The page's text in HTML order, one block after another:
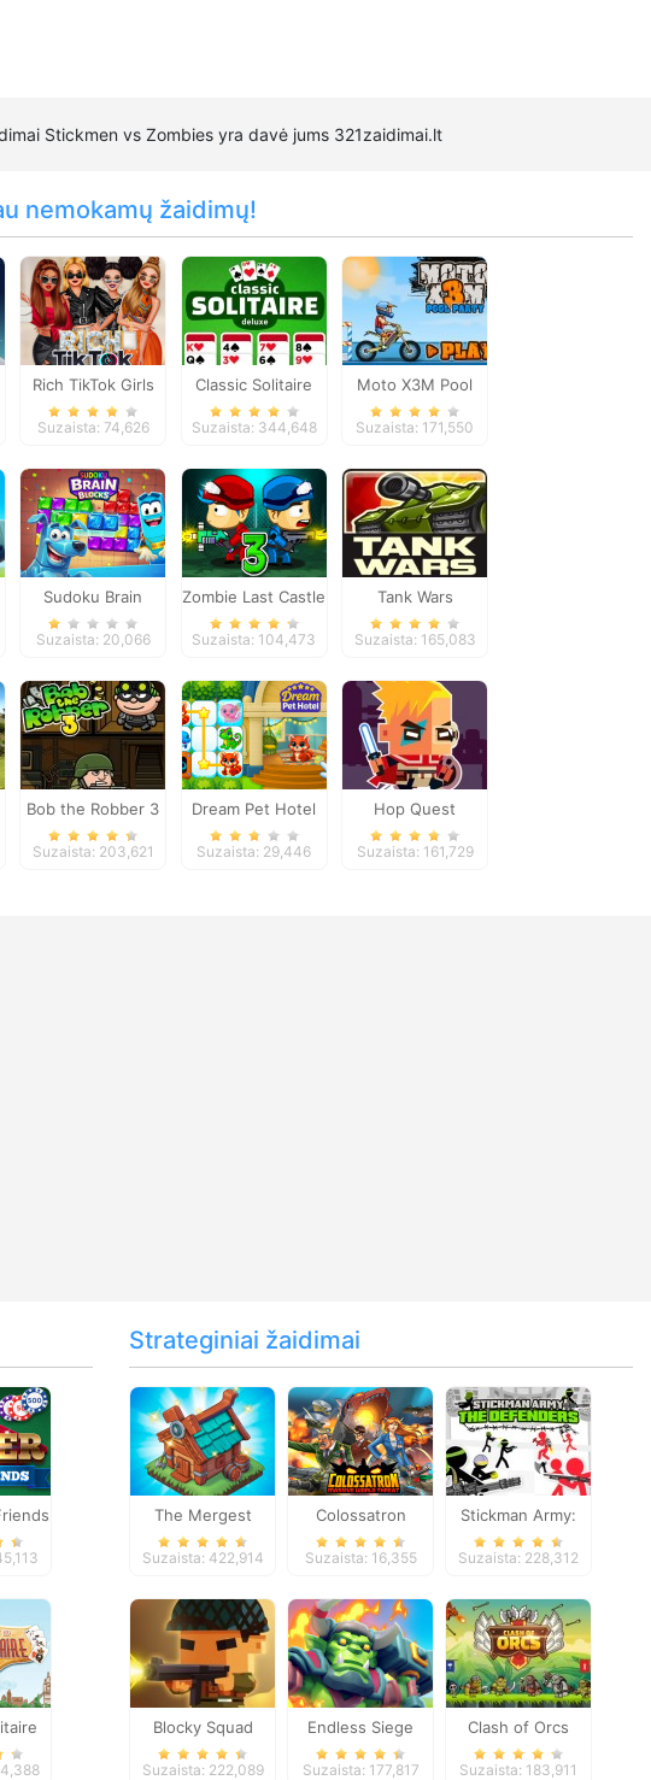
Stickmen vs Zombies yra davė jums 321zaidimai.lt
nemokamų žaidimų!
Rich TikTok Girls
Suzaista: 74,626
Classic Solitaire
Deluxe
Suzaista: 344,648
Moto X3M Pool
Party
Suzaista: 171,550
Sudoku Brain
Blocks
Suzaista: 20,066
Zombie Last Castle
3
Suzaista: 104,473
Tank Wars
Suzaista: 165,083
Bob the Robber 3
Suzaista: 203,621
Dream Pet Hotel
Suzaista: 29,446
Hop Quest
Suzaista: 161,729
Strateginiai žaidimai
The Mergest
Kingdom
Suzaista: 422,914
Colossatron
Suzaista: 16,355
Stickman Army:
The Defenders
Suzaista: 228,312
Blocky Squad
Suzaista: 222,089
Endless Siege
Suzaista: 177,817
Clash of Orcs
Suzaista: 183,911